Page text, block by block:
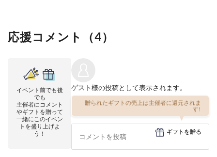
応援コメント（4）
イベント前でも後
でも
主催者にコメント
やギフトを贈って
一緒にこのイベン
トを盛り上げよ
う！
ゲスト様の投稿として表示されます。
贈られたギフトの売上は主催者に還元されま
す!
ギフトを贈る